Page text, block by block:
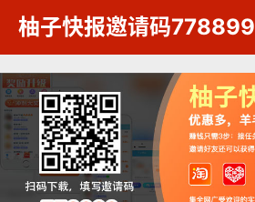
柚子快报邀请码778899